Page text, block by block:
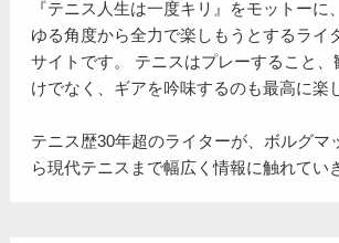
『テニス人生は一度キリ』をモットーに
ゆる角度から全力で楽しもうとするライ
サイトです。 テニスはプレーすること
けでなく、ギアを吟味するのも最高に楽
テニス歴30年超のライターが、ボルグマ
ら現代テニスまで幅広く情報に触れてい